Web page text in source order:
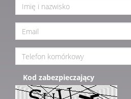
Kod zabezpieczający